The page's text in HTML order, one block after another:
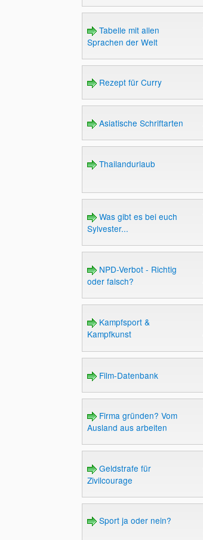
Tabelle mit allen
Sprachen der Welt
Rezept für Curry
Asiatische Schriftarten
Thailandurlaub
Was gibt es bei euch
Sylvester...
NPD-Verbot - Richtig
oder falsch?
Kampfsport &
Kampfkunst
Film-Datenbank
Firma gründen? Vom
Ausland aus arbeiten
Geldstrafe für
Zivilcourage
Sport ja oder nein?